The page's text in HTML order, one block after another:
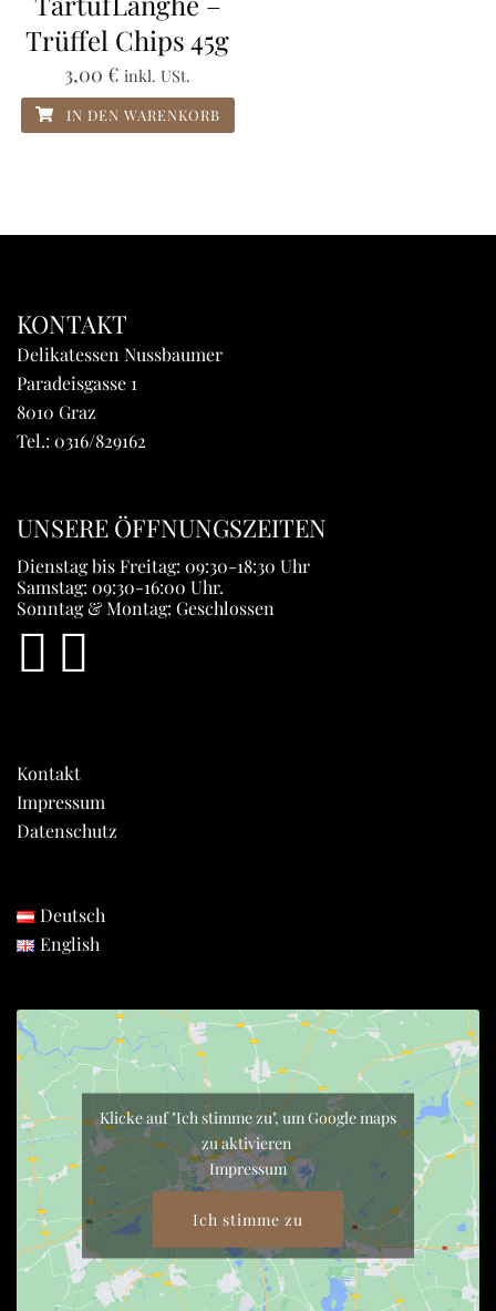
Trüffel Chips 45g
3,00€ inkl. USt.
IN DEN WARENKORB
KONTAKT
Delikatessen Nussbaumer
Paradeisgasse 1
8010 Graz
Tel.: 0316/829162
UNSERE ÖFFNUNGSZEITEN
Dienstag bis Freitag: 09:30-18:30 Uhr
Samstag: 09:30-16:00 Uhr.
Sonntag & Montag: Geschlossen
Kontakt
Impressum
Datenschutz
Deutsch
English
Klicke auf "Ich stimme zu", um Google maps
zu aktivieren
Impressum
Ich stimme zu